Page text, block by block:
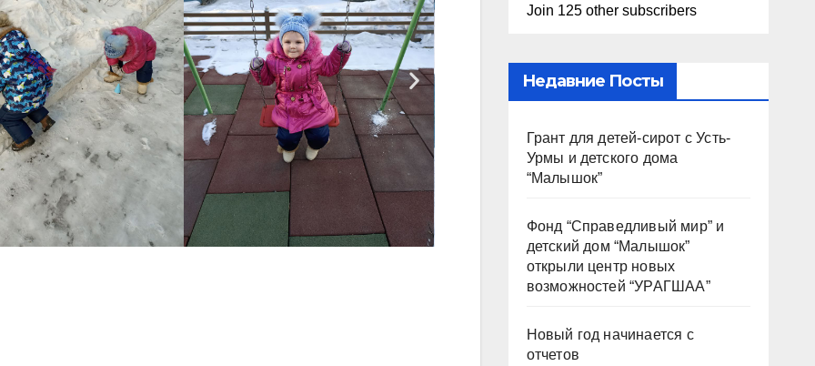
Join 125 other subscribers
Недавние Посты
Грант для детей-сирот с Усть-
Урмы и детского дома
“Малышок”
Фонд “Справедливый мир” и
детский дом “Малышок”
открыли центр новых
возможностей “УРАГШАА”
Новый год начинается с
отчетов